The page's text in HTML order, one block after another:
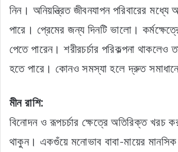
নিন। অনিয়ন্ত্রিত জীবনযাপন পরিবারের মধ্যে
পারে। প্রেমের জন্য দিনটি ভালো।
পেতে পারেন। শরীরচর্চার পরিকল্পনা থাকলেও
হতে পারে। কোনও সমস্যা হলে দ্রুত
মীন রাশি:
বিনোদন ও রূপচর্চার ক্ষেত্রে অতিরিক্ত খরচ
থাকুন। একগুঁয়ে মনোভাব বাবা-মায়ের